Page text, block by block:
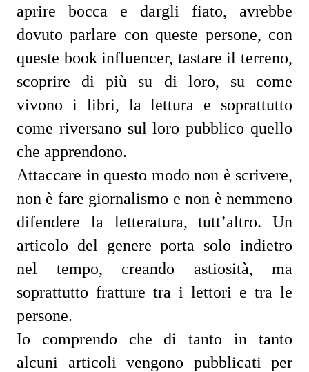
aprire bocca e dargli fiato, avrebbe
dovuto parlare con queste persone, con
queste book influencer, tastare il terreno,
scoprire di più su di loro, su come
vivono i libri, la lettura e soprattutto
come riversano sul loro pubblico quello
che apprendono.
Attaccare in questo modo non è scrivere,
non è fare giornalismo e non è nemmeno
difendere la letteratura, tutt’altro. Un
articolo del genere porta solo indietro
nel tempo, creando astiosità, ma
soprattutto fratture tra i lettori e tra le
persone.
Io comprendo che di tanto in tanto
alcuni articoli vengono pubblicati per